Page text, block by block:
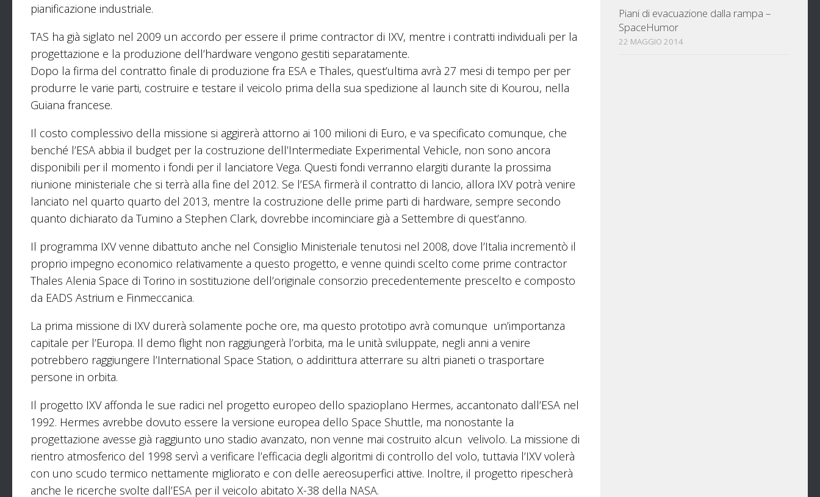
pianificazione industriale.
TAS ha già siglato nel 2009 un accordo per essere il prime contractor di IXV, mentre i contratti individuali per la
progettazione e la produzione dell’hardware vengono gestiti separatamente.
Dopo la firma del contratto finale di produzione fra ESA e Thales, quest’ultima avrà 27 mesi di tempo per per
produrre le varie parti, costruire e testare il veicolo prima della sua spedizione al launch site di Kourou, nella
Guiana francese.
Il costo complessivo della missione si aggirerà attorno ai 100 milioni di Euro, e va specificato comunque, che
benché l’ESA abbia il budget per la costruzione dell’Intermediate Experimental Vehicle, non sono ancora
disponibili per il momento i fondi per il lanciatore Vega. Questi fondi verranno elargiti durante la prossima
riunione ministeriale che si terrà alla fine del 2012. Se l’ESA firmerà il contratto di lancio, allora IXV potrà venire
lanciato nel quarto quarto del 2013, mentre la costruzione delle prime parti di hardware, sempre secondo
quanto dichiarato da Tumino a Stephen Clark, dovrebbe incominciare già a Settembre di quest’anno.
Il programma IXV venne dibattuto anche nel Consiglio Ministeriale tenutosi nel 2008, dove l’Italia incrementò il
proprio impegno economico relativamente a questo progetto, e venne quindi scelto come prime contractor
Thales Alenia Space di Torino in sostituzione dell’originale consorzio precedentemente prescelto e composto
da EADS Astrium e Finmeccanica.
La prima missione di IXV durerà solamente poche ore, ma questo prototipo avrà comunque un’importanza
capitale per l’Europa. Il demo flight non raggiungerà l’orbita, ma le unità sviluppate, negli anni a venire
potrebbero raggiungere l’International Space Station, o addirittura atterrare su altri pianeti o trasportare
persone in orbita.
Il progetto IXV affonda le sue radici nel progetto europeo dello spazioplano Hermes, accantonato dall’ESA nel
1992. Hermes avrebbe dovuto essere la versione europea dello Space Shuttle, ma nonostante la
progettazione avesse già raggiunto uno stadio avanzato, non venne mai costruito alcun velivolo. La missione di
rientro atmosferico del 1998 servì a verificare l’efficacia degli algoritmi di controllo del volo, tuttavia l’IXV volerà
con uno scudo termico nettamente migliorato e con delle aereosuperfici attive. Inoltre, il progetto ripescherà
anche le ricerche svolte dall’ESA per il veicolo abitato X-38 della NASA.
Piani di evacuazione dalla rampa –
SpaceHumor
22 MAGGIO 2014